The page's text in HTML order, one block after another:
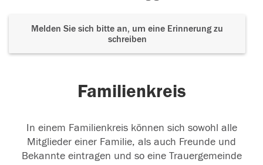
Melden Sie sich bitte an, um eine Erinnerung zu
schreiben
Familienkreis
In einem Familienkreis können sich sowohl alle
Mitglieder einer Familie, als auch Freunde und
Bekannte eintragen und so eine Trauergemeinde